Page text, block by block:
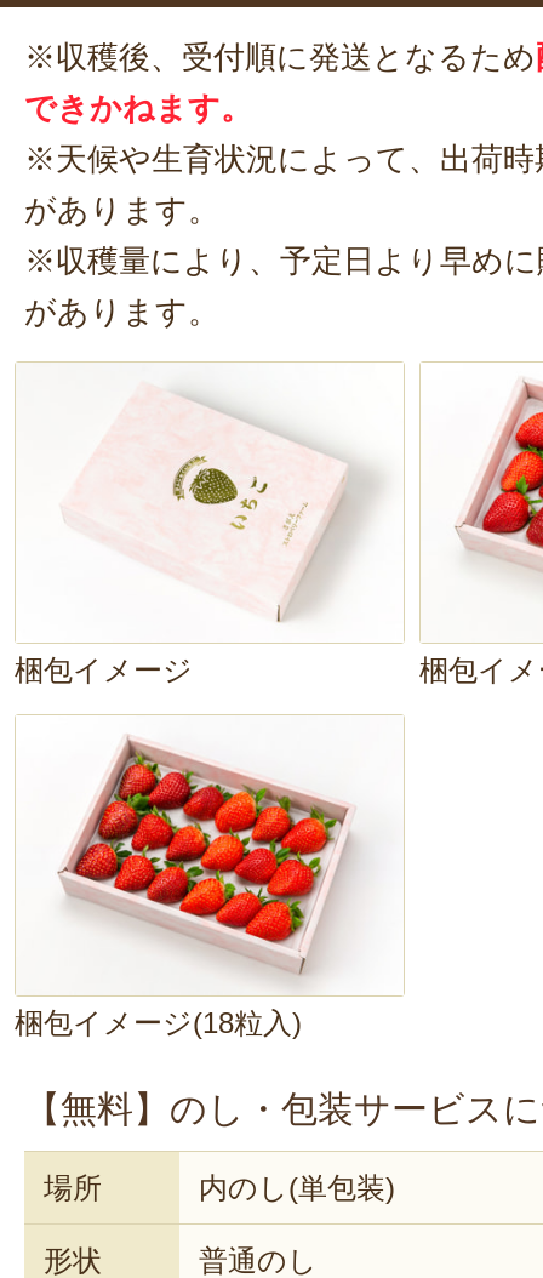
※収穫後、受付順に発送となるため
できかねます。
※天候や生育状況によって、出荷
があります。
※収穫量により、予定日より早め
があります。
梱包イメージ 梱包イ
梱包イメージ(18粒入)
【無料】のし・包装サービス
場所 内のし(単包装)
形状 普通のし